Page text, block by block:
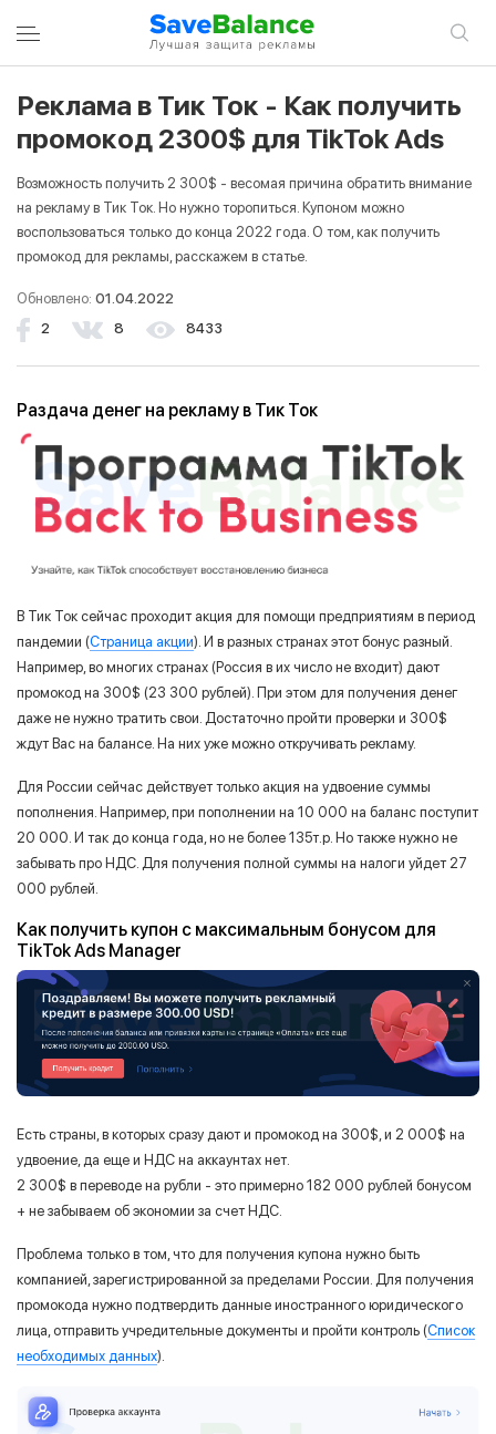
Реклама в Тик Ток - Как получить
промокод 2300$ для TikTok Ads
Возможность получить 2 300$ - весомая причина обратить внимание
на рекламу в Тик Ток. Но нужно торопиться. Купоном можно
воспользоваться только до конца 2022 года. О том, как получить
промокод для рекламы, расскажем в статье.
Обновлено: 01.04.2022
2
8 8433
Раздача денег на рекламу в Тик Ток
В Тик Ток сейчас проходит акция для помощи предприятиям в период
пандемии (Страница акции). И в разных странах этот бонус разный.
Например, во многих странах (Россия в их число не входит) дают
промокод на 300$ (23 300 рублей). При этом для получения денег
даже не нужно тратить свои. Достаточно пройти проверки и 300$
ждут Вас на балансе. На них уже можно откручивать рекламу.
Для России сейчас действует только акция на удвоение суммы
пополнения. Например, при пополнении на 10 000 на баланс поступит
20 000. И так до конца года, но не более 135т.р. Но также нужно не
забывать про НДС. Для получения полной суммы на налоги уйдет 27
000 рублей.
Как получить купон с максимальным бонусом для
TikTok Ads Manager
Есть страны, в которых сразу дают и промокод на 300$, и 2 000$ на
удвоение, да еще и НДС на аккаунтах нет.
2 300$ в переводе на рубли - это примерно 182 000 рублей бонусом
+ не забываем об экономии за счет НДС.
Проблема только в том, что для получения купона нужно быть
компанией, зарегистрированной за пределами России. Для получения
промокода нужно подтвердить данные иностранного юридического
лица, отправить учредительные документы и пройти контроль (Список
необходимых данных).
ВОЙТИ В УЧЕТНУЮ ЗАПИСЬ ЗАРЕГИСТРИРОВАТЬСЯ
Вход
Email
Войти в учетную запись